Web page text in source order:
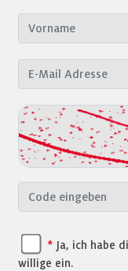
* Ja, ich habe
willige ein.